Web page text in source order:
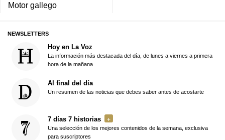
Motor gallego
NEWSLETTERS
Hoy en La Voz
La información más destacada del día, de lunes a viernes a primera
hora de la mañana
Al final del día
Un resumen de las noticias que debes saber antes de acostarte
7 días 7 historias
Una selección de los mejores contenidos de la semana, exclusiva
para suscriptores